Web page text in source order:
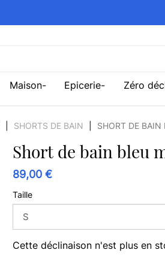
Maison Epicerie Zéro
SHORTS DE BAIN SHORT DE BAIN
Short de bain bleu
89,00 €
Taille
Cette déclinaison n'est plus en